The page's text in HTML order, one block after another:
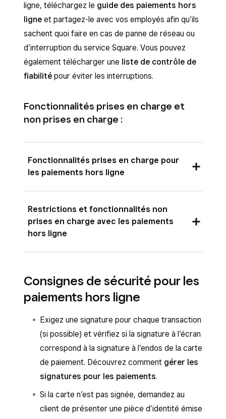
ligne, téléchargez le guide des paiements hors
ligne et partagez-le avec vos employés afin qu’ils
sachent quoi faire en cas de panne de réseau ou
d’interruption du service Square. Vous pouvez
également télécharger une liste de contrôle de
fiabilité pour éviter les interruptions.
Fonctionnalités prises en charge et
non prises en charge :
Fonctionnalités prises en charge pour
les paiements hors ligne
Les paiements hors ligne peuvent être traités
sur les applications Solution PDV Square, le
matériel Square et les appareils mobiles pris en
partir des applications Solution PDV Square
suivantes :
Application Solution PDV Square en mode
Service complet, Service rapide, Bar,
Détaillant, Réservations ou Standard.
Découvrez commentutiliser les modes
avec Solution PDV Square.
Application Solution PDV Square pour
restaurants
Restrictions et fonctionnalités non
prises en charge avec les paiements
hors ligne
selon le type d’interruption, les nouvelles
commandes en ligne reçues au moyen de
votre site de vente en ligne Square ou des
plateformes de commande ne s’afficheront
pas dans votre système de point de vente.
Une fois l’interruption réglée, les
commandes reçues s’afficheront sur votre
appareil Square.
Les commandes passées lorsque l’appareil
Consignes de sécurité pour les
paiements hors ligne
Exigez une signature pour chaque transaction
(si possible) et vérifiez si la signature à l’écran
correspond à la signature à l’endos de la carte
de paiement. Découvrez comment gérer les
signatures pour les paiements.
Si la carte n’est pas signée, demandez au
client de présenter une pièce d’identité émise